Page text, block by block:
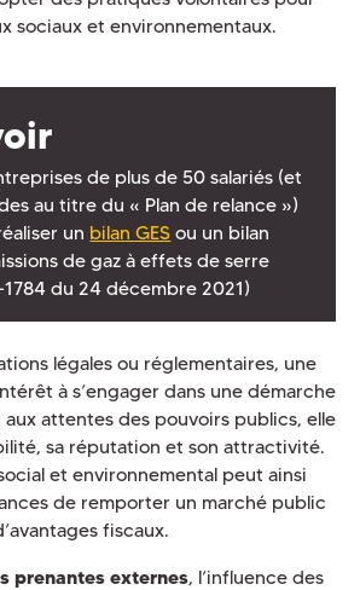
sociaux et environnementaux.
de plus de 50 salariés (et
au titre du « Plan de relance »)
un bilan GES ou un bilan
de gaz à effets de serre
du 24 décembre 2021)
légales ou réglementaires, une
à s’engager dans une démarche
aux attentes des pouvoirs publics, elle
sa réputation et son attractivité.
et environnemental peut ainsi
de remporter un marché public
fiscaux.
prenantes externes, l’influence des